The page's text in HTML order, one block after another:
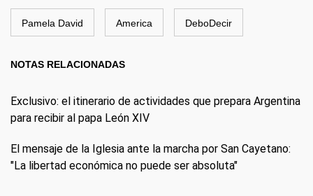
Pamela David America DeboDecir
NOTAS RELACIONADAS
Exclusivo: el itinerario de actividades que prepara Argentina
para recibir al papa León XIV
El mensaje de la Iglesia ante la marcha por San Cayetano:
"La libertad económica no puede ser absoluta"